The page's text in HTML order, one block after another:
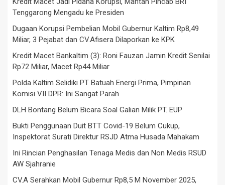
Tenggarong Mengadu ke Presiden
Dugaan Korupsi Pembelian Mobil Gubernur Kaltim Rp8,49
Miliar, 3 Pejabat dan CV.Afisera Dilaporkan ke KPK
Kredit Macet Bankaltim (3): Roni Fauzan Jamin Kredit Senilai
Rp72 Miliar, Macet Rp44 Miliar
Polda Kaltim Selidiki PT Batuah Energi Prima, Pimpinan
Komisi VII DPR: Ini Sangat Parah
DLH Bontang Belum Bicara Soal Galian Milik PT. EUP
Bukti Penggunaan Duit BTT Covid-19 Belum Cukup,
Inspektorat Surati Direktur RSJD Atma Husada Mahakam
Ini Rincian Penghasilan Tenaga Medis dan Non Medis RSUD
AW Sjahranie
CV.A Serahkan Mobil Gubernur Rp8,5 M November 2025,